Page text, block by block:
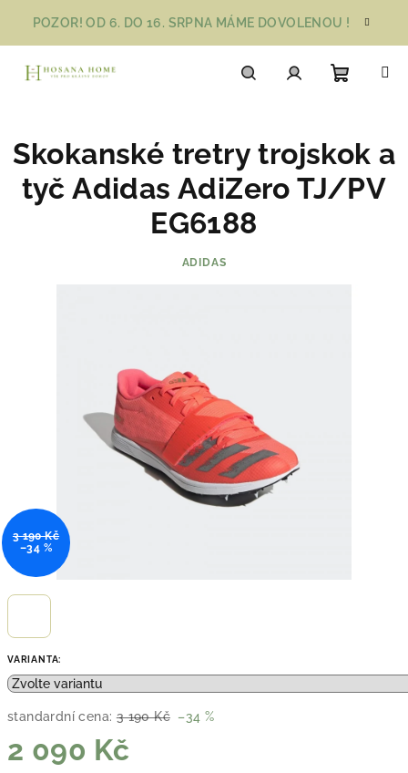
obsah
POZOR! OD 6. DO 16. SRPNA MÁME DOVOLENOU !
košík
VARIANTA:
standardní cena: 3 190 Kč –34 %
2 090 Kč
Skokanské tretry trojskok a
tyč Adidas AdiZero TJ/PV
EG6188
ADIDAS
3 190 Kč
–34 %